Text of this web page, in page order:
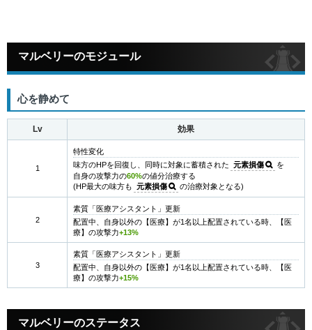
マルベリーのモジュール
心を静めて
Lv 効果
1
特性変化
味方のHPを回復し、同時に対象に蓄積された 元素損傷
を
自身の攻撃力の60%の値分治療する
(HP最大の味方も 元素損傷 の治療対象となる)
2
素質「医療アシスタント」更新
配置中、自身以外の【医療】が1名以上配置されている時、【医
療】の攻撃力+13%
3
素質「医療アシスタント」更新
配置中、自身以外の【医療】が1名以上配置されている時、【医
療】の攻撃力+15%
マルベリーのステータス